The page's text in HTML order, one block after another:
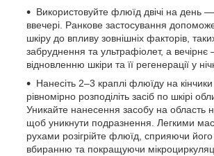
Використовуйте флюїд двічі на день —
ввечері. Ранкове застосування допоможе
шкіру до впливу зовнішніх факторів,
забруднення та ультрафіолет, а вечірнє
відновленню шкіри та її регенерації у
Нанесіть 2–3 краплі флюїду на кінчики
рівномірно розподіліть засіб по шкірі
Уникайте нанесення засобу на область
щоб уникнути подразнення. Легкими
рухами розігрійте флюїд, сприяючи
вбиранню та покращуючи